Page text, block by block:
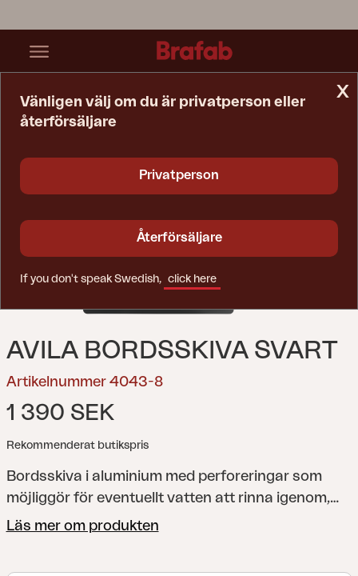
AVILA BORDSSKIVA SVART
Artikelnummer 4043-8
1 390 SEK
Rekommenderat butikspris
Bordsskiva i aluminium med perforeringar som
möjliggör för eventuellt vatten att rinna igenom,
Finns i fyrkantig, rektangulär och rund form.
Läs mer om produkten
x
Vänligen välj om du är privatperson eller
återförsäljare
Privatperson
Återförsäljare
If you don't speak Swedish, click here